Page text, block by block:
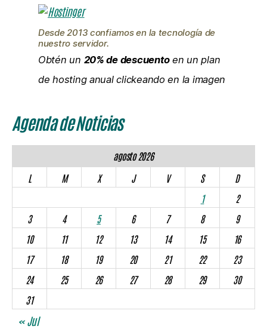
Desde 2013 confiamos en la tecnología de
nuestro servidor.
Obtén un 20% de descuentoen un plan
de hosting anual clickeando en la imagen
Agenda de Noticias
agosto 2026
L
M X J V S
D
1
2
3
4 5 6 7 8
9
10
11 12 13 14 15
16
17
18 19 20 21 22
23
24
25 26 27 28 29
30
31
« Jul